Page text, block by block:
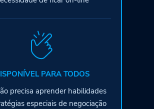
PARA TODOS
precisa aprender habilidades
especiais de negociação